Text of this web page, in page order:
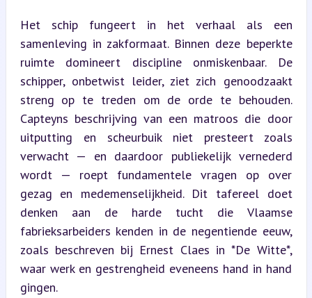
Het schip fungeert in het verhaal als een
samenleving in zakformaat. Binnen deze beperkte
ruimte domineert discipline onmiskenbaar. De
schipper, onbetwist leider, ziet zich genoodzaakt
streng op te treden om de orde te behouden.
Capteyns beschrijving van een matroos die door
uitputting en scheurbuik niet presteert zoals
verwacht — en daardoor publiekelijk vernederd
wordt — roept fundamentele vragen op over
gezag en medemenselijkheid. Dit tafereel doet
denken aan de harde tucht die Vlaamse
fabrieksarbeiders kenden in de negentiende eeuw,
zoals beschreven bij Ernest Claes in *De Witte*,
waar werk en gestrengheid eveneens hand in hand
gingen.